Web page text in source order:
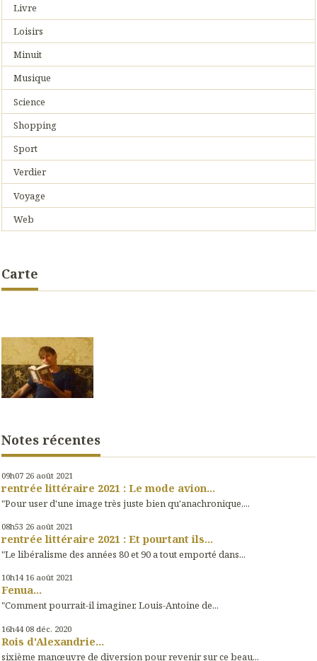
Livre
Loisirs
Minuit
Musique
Science
Shopping
Sport
Verdier
Voyage
Web
Carte
Notes récentes
09h07 26 août 2021
rentrée littéraire 2021 : Le mode avion...
"Pour user d'une image très juste bien qu'anachronique,...
08h53 26 août 2021
rentrée littéraire 2021 : Et pourtant ils...
"Le libéralisme des années 80 et 90 a tout emporté dans...
10h14 16 août 2021
Fenua...
"Comment pourrait-il imaginer, Louis-Antoine de...
16h44 08 déc. 2020
Rois d'Alexandrie...
sixième manœuvre de diversion pour revenir sur ce beau...